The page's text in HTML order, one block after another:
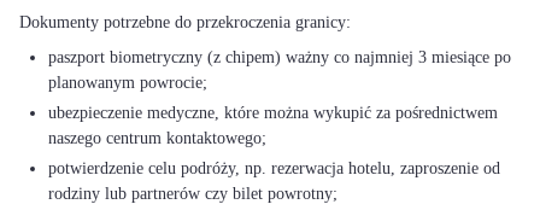
paszport biometryczny (z chipem) ważny co najmniej 3 miesiące po
planowanym powrocie;
ubezpieczenie medyczne, które można wykupić za pośrednictwem
naszego centrum kontaktowego;
potwierdzenie celu podróży, np. rezerwacja hotelu, zaproszenie od
rodziny lub partnerów czy bilet powrotny;